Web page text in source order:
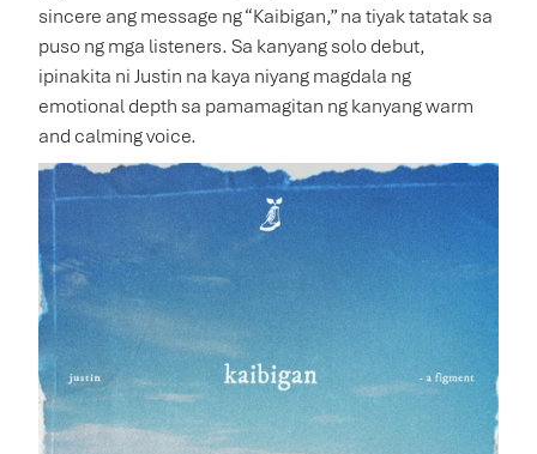
sincere ang message ng “Kaibigan,” na tiyak tatatak sa
puso ng mga listeners. Sa kanyang solo debut,
ipinakita ni Justin na kaya niyang magdala ng
emotional depth sa pamamagitan ng kanyang warm
and calming voice.